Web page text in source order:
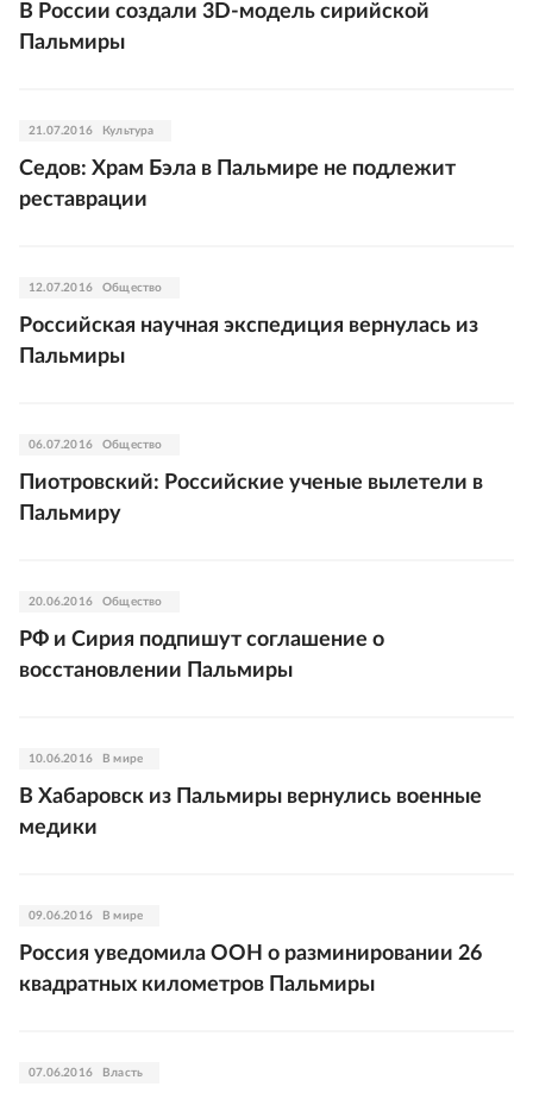
В России создали 3D-модель сирийской
Пальмиры
21.07.2016 Культура
Седов: Храм Бэла в Пальмире не подлежит
реставрации
12.07.2016 Общество
Российская научная экспедиция вернулась из
Пальмиры
06.07.2016 Общество
Пиотровский: Российские ученые вылетели в
Пальмиру
20.06.2016 Общество
РФ и Сирия подпишут соглашение о
восстановлении Пальмиры
10.06.2016 В мире
В Хабаровск из Пальмиры вернулись военные
медики
09.06.2016 В мире
Россия уведомила ООН о разминировании 26
квадратных километров Пальмиры
07.06.2016 Власть